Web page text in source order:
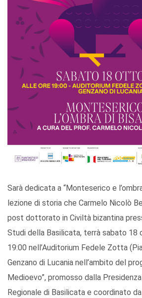
Sarà dedicata a “Monteserico e
lezione di storia che Carmelo Nicolò
post dottorato in Civiltà bizantina
Studi della Basilicata, terrà sabato 18
19:00 nell’Auditorium Fedele Zotta
Genzano di Lucania nell’ambito del
Medioevo”, promosso dalla
Regionale di Basilicata e coordinato